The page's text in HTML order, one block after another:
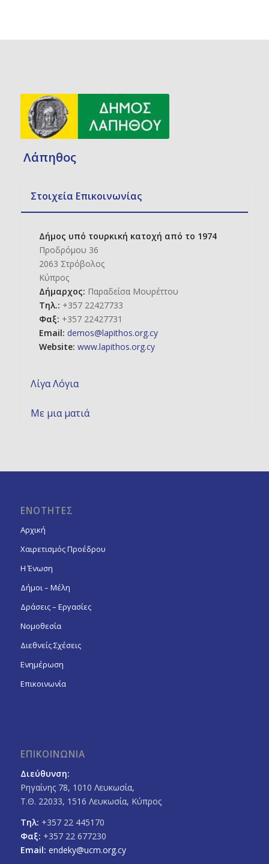
Λάπηθος
Στοιχεία Επικοινωνίας
Δήμος υπό τουρκική κατοχή από το 1974
Προδρόμου 36
2063 Στρόβολος
Κύπρος
Δήμαρχος: Παραδείσα Μουρέττου
Τηλ.: +357 22427733
Φαξ: +357 22427731
Email: demos@lapithos.org.cy
Website: www.lapithos.org.cy
Λίγα Λόγια
Με μια ματιά
ΕΝΟΤΗΤΕΣ
Αρχική
Χαιρετισμός Προέδρου
Η Ένωση
Δήμοι – Μέλη
Δράσεις – Εργασίες
Νομοθεσία
Διεθνείς Σχέσεις
Ενημέρωση
Επικοινωνία
ΕΠΙΚΟΙΝΩΝΙΑ
Διεύθυνση:
Ρηγαίνης 78, 1010 Λευκωσία,
Τ.Θ. 22033, 1516 Λευκωσία, Κύπρος
Τηλ: +357 22 445170
Φαξ: +357 22 677230
Email: endeky@ucm.org.cy